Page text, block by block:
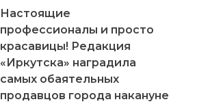
Настоящие
профессионалы и просто
красавицы! Редакция
«Иркутска» наградила
самых обаятельных
продавцов города накануне